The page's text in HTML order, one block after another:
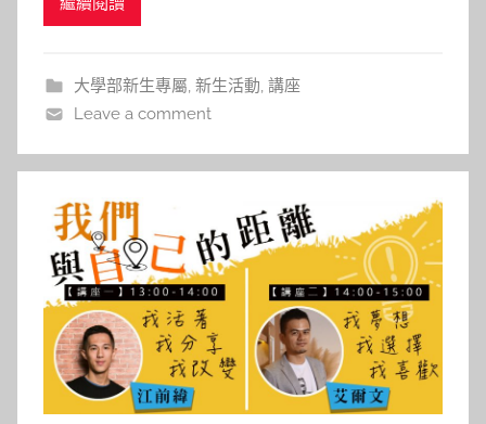
n
大學部新生專屬, 新生活動, 講座
Leave a comment